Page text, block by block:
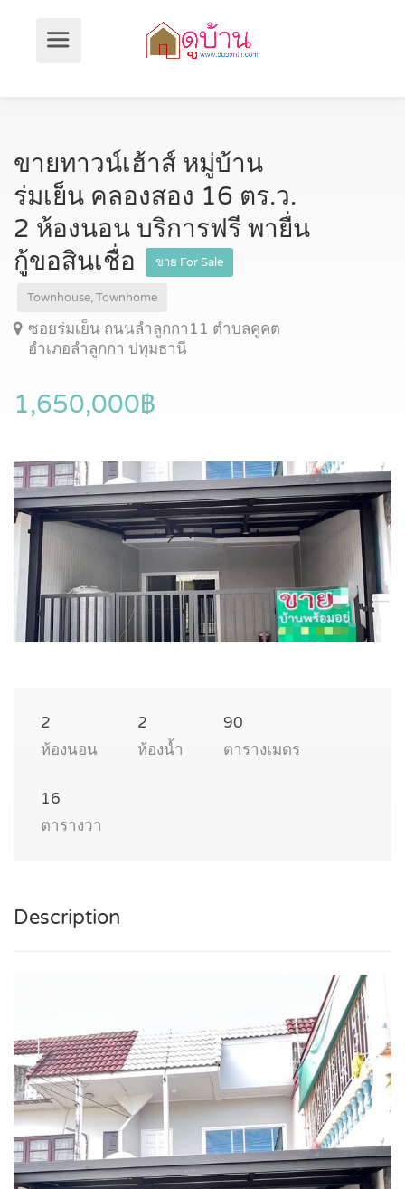
ขายทาวน์เฮ้าส์ หมู่บ้าน
ร่มเย็น คลองสอง 16 ตร.ว.
2 ห้องนอน บริการฟรี พายื่น
กู้ขอสินเชื่อ
ขาย For Sale
Townhouse, Townhome
ซอยร่มเย็น ถนนลำลูกกา11 ตำบลคูคต
อำเภอลำลูกกา ปทุมธานี
1,650,000฿
2
ห้องนอน
2
ห้องน้ำ
90
ตารางเมตร
16
ตารางวา
Description